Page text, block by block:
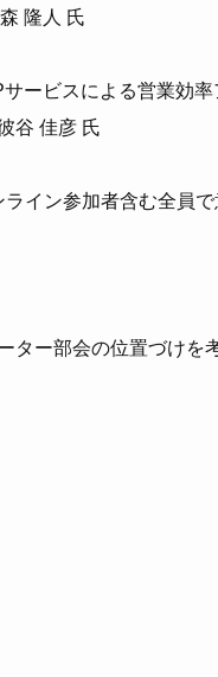
隆人 氏
ービスによる営業効率
谷 佳彦 氏
イン参加者含む全員
ター部会の位置づけを